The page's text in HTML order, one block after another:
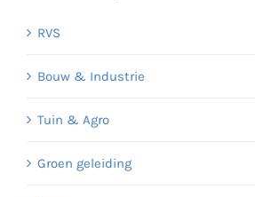
RVS
Bouw & Industrie
Tuin & Agro
Groen geleiding